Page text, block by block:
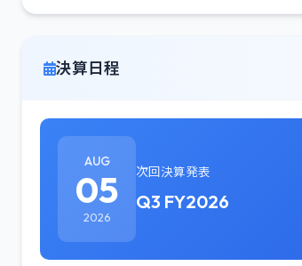
決算日程
AUG
05
2026
次回決算発表
Q3 FY2026